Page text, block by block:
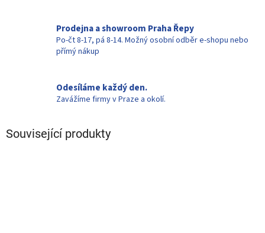
Prodejna a showroom Praha Řepy
Po-čt 8-17, pá 8-14. Možný osobní odběr e-shopu nebo
přímý nákup
Odesíláme každý den.
Zavážíme firmy v Praze a okolí.
Související produkty